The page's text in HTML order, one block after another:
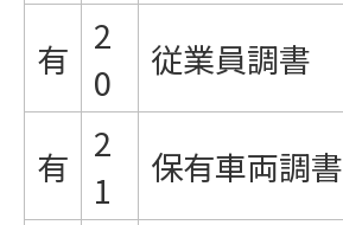
有 2
0
従業員調書
有 2
1
保有車両調書